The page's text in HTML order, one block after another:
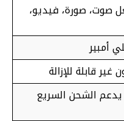
صوت، صورة، فيديو،
غير قابلة للإزالة
الشحن السريع